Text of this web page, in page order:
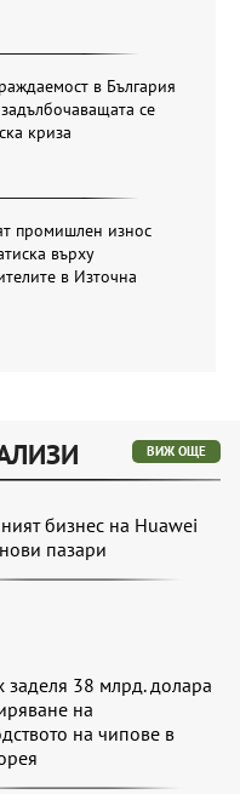
в България
се
криза
промишлен износ
върху
в Източна
ВИЖ ОЩЕ
бизнес на Huawei
пазари
заделя 38 млрд. долара
на
на чипове в